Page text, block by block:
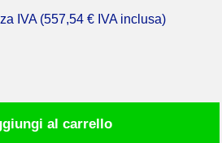
IVA (557,54 € IVA inclusa)
al carrello